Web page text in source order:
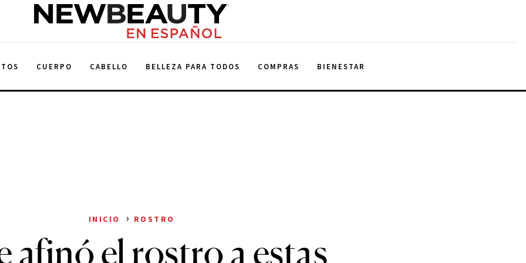
NewBeauty
CUERPO CABELLO BELLEZA PARA TODOS COMPRAS BIENESTAR
INICIO › ROSTRO
afinó el rostro a estas